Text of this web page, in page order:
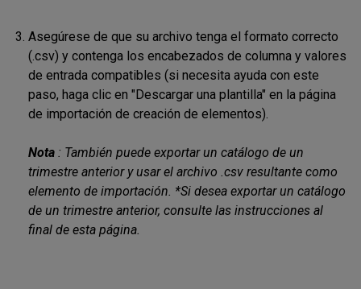
Asegúrese de que su archivo tenga el formato correcto
(.csv) y contenga los encabezados de columna y valores
de entrada compatibles (si necesita ayuda con este
paso, haga clic en "Descargar una plantilla" en la página
de importación de creación de elementos).
Nota : También puede exportar un catálogo de un
trimestre anterior y usar el archivo .csv resultante como
elemento de importación. *Si desea exportar un catálogo
de un trimestre anterior, consulte las instrucciones al
final de esta página.